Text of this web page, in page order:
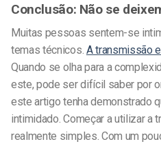
Conclusão: Não se
Muitas pessoas sentem-se
temas técnicos. A transmissão
Quando se olha para a
este, pode ser difícil saber por
este artigo tenha demonstrado
intimidado. Começar a utilizar a
realmente simples. Com um